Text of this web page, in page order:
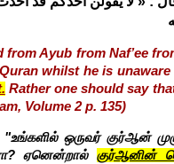
Ayub from Naf’ee
whilst he is
Rather one should say
Volume 2 p. 135)
"உங்களில் ஒருவர் குர்ஆன்
ஏனென்றால்குர்ஆனின்